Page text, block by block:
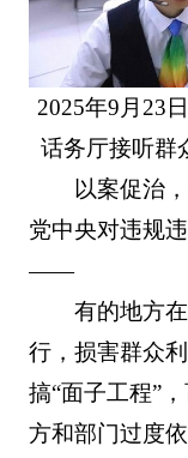
2025年9月23
话务厅接听
以案促治
党中央对违规
——
有的地方
行，损害群众
搞“面子工程”
方和部门过度